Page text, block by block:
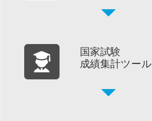
国家試験
成績集計ツール